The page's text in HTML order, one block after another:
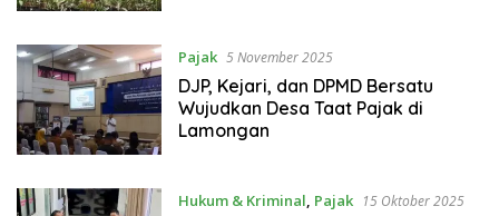
DAN PENCAPAIAN TARGET
PENERIMAAN
Pajak 5 November 2025
DJP, Kejari, dan DPMD Bersatu
Wujudkan Desa Taat Pajak di
Lamongan
Hukum & Kriminal, Pajak 15 Oktober 2025